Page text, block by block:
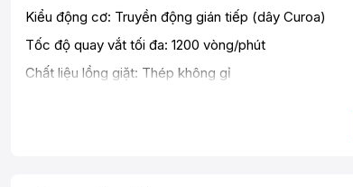
Kiểu động cơ: Truyền động gián tiếp (dây Curoa)
Tốc độ quay vắt tối đa: 1200 vòng/phút
Chất liệu lồng giặt: Thép không gỉ